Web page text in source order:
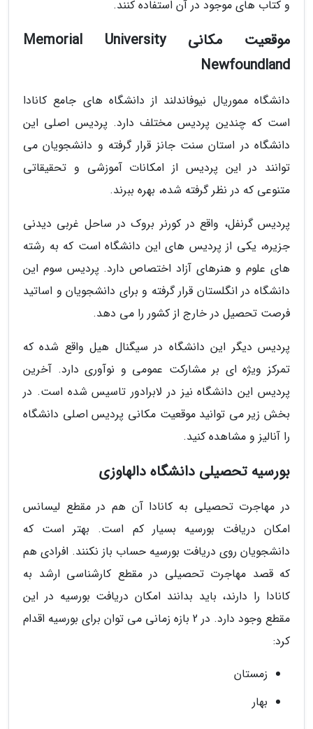
و کتاب های موجود در آن استفاده کنند.
موقعیت مکانی Memorial University
Newfoundland
دانشگاه مموریال نیوفاندلند از دانشگاه های جامع کانادا
است که چندین پردیس مختلف دارد. پردیس اصلی این
دانشگاه در استان سنت جانز قرار گرفته و دانشجویان می
توانند در این پردیس از امکانات آموزشی و تحقیقاتی
متنوعی که در نظر گرفته شده، بهره ببرند.
پردیس گرنفل، واقع در کورنر بروک در ساحل غربی دیدنی
جزیره، یکی از پردیس های این دانشگاه است که به رشته
های علوم و هنرهای آزاد اختصاص دارد. پردیس سوم این
دانشگاه در انگلستان قرار گرفته و برای دانشجویان و اساتید
فرصت تحصیل در خارج از کشور را می دهد.
پردیس دیگر این دانشگاه در سیگنال هیل واقع شده که
تمرکز ویژه ای بر مشارکت عمومی و نوآوری دارد. آخرین
پردیس این دانشگاه نیز در لابرادور تاسیس شده است. در
بخش زیر می توانید موقعیت مکانی پردیس اصلی دانشگاه
را آنالیز و مشاهده کنید.
بورسیه تحصیلی دانشگاه دالهاوزی
در مهاجرت تحصیلی به کانادا آن هم در مقطع لیسانس
امکان دریافت بورسیه بسیار کم است. بهتر است که
دانشجویان روی دریافت بورسیه حساب باز نکنند. افرادی هم
که قصد مهاجرت تحصیلی در مقطع کارشناسی ارشد به
کانادا را دارند، باید بدانند امکان دریافت بورسیه در این
مقطع وجود دارد. در 2 بازه زمانی می توان برای بورسیه اقدام
کرد:
زمستان
بهار